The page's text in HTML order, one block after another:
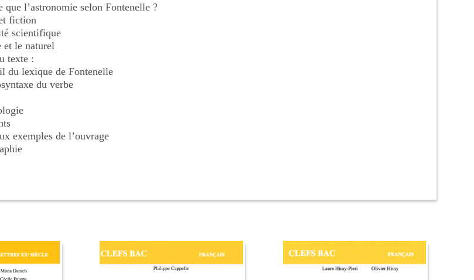
que l’astronomie selon Fontenelle ?
fiction
scientifique
et le naturel
texte :
du lexique de Fontenelle
du verbe
exemples de l’ouvrage